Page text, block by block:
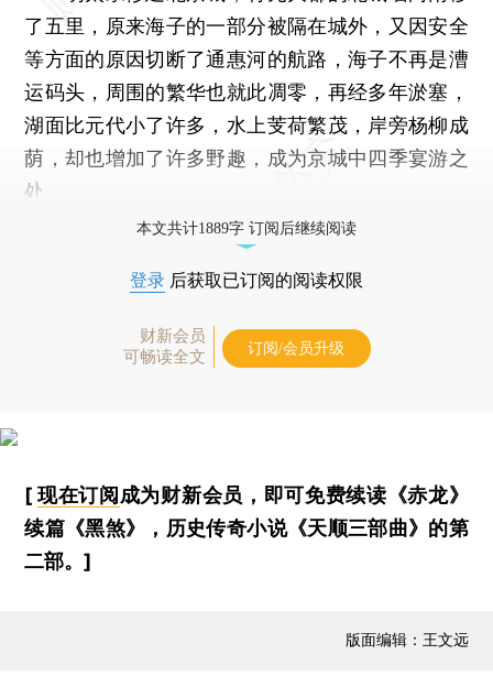
了五里，原来海子的一部分被隔在城外，又因安全
等方面的原因切断了通惠河的航路，海子不再是漕
运码头，周围的繁华也就此凋零，再经多年淤塞，
湖面比元代小了许多，水上芰荷繁茂，岸旁杨柳成
荫，却也增加了许多野趣，成为京城中四季宴游之
处。
本文共计1889字 订阅后继续阅读
登录 后获取已订阅的阅读权限
财新会员
可畅读全文
订阅/会员升级
[现在订阅 成为财新会员，即可免费续读《赤龙》
续篇《黑煞》，历史传奇小说《天顺三部曲》的第
二部。]
版面编辑：王文远